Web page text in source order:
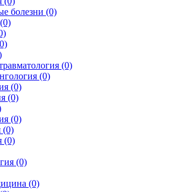
болезни (0)
(0)
(0)
(0)
(0)
(0)
(0)
(0)
(0)
(0)
(0)